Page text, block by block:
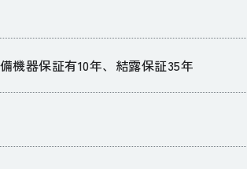
機器保証有10年、結露保証35年